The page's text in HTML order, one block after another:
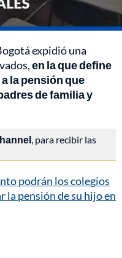
expidió una
en la que define
la pensión que
de familia y
, para recibir las
podrán los colegios
la pensión de su hijo en